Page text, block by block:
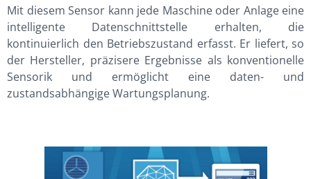
Mit diesem Sensor kann jede Maschine oder Anlage eine
intelligente Datenschnittstelle erhalten, die
kontinuierlich den Betriebszustand erfasst. Er liefert, so
der Hersteller, präzisere Ergebnisse als konventionelle
Sensorik und ermöglicht eine daten- und
zustandsabhängige Wartungsplanung.